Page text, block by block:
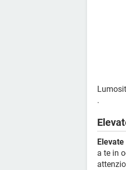
.
a te in